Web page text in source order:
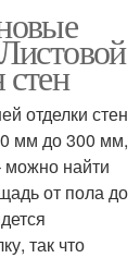
отделки стен
мм до 300 мм,
найти
от пола до
так что